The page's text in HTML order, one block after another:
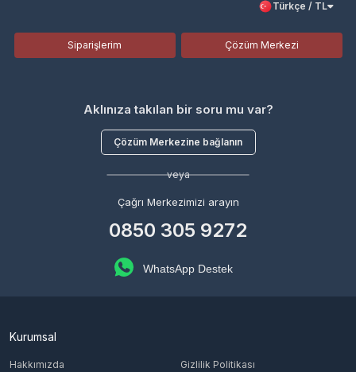
Türkçe / TL
Siparişlerim Çözüm Merkezi
Aklınıza takılan bir soru mu var?
Çözüm Merkezine bağlanın
veya
Çağrı Merkezimizi arayın
0850 305 9272
WhatsApp Destek
Kurumsal
Hakkımızda
Gizlilik Politikası